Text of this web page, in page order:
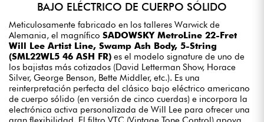
BAJO ELÉCTRICO DE CUERPO SÓLIDO
Meticulosamente fabricado en los talleres Warwick de
Alemania, el magnífico SADOWSKY MetroLine 22-Fret
Will Lee Artist Line, Swamp Ash Body, 5-String
(SML22WL5 46 ASH FR) es el modelo signature de uno de
los bajistas más cotizados (David Letterman Show, Horace
Silver, George Benson, Bette Middler, etc.). Es una
reinterpretación perfecta del clásico bajo eléctrico americano
de cuerpo sólido (en versión de cinco cuerdas) e incorpora la
electrónica activa personalizada de Will Lee para ofrecer una